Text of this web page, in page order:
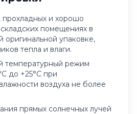
прохладных и хорошо
помещениях в
оригинальной упаковке,
тепла и влаги.
температурный режим
до +25°C при
воздуха не более
прямых солнечных лучей